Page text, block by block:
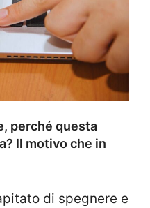
perché questa
Il motivo che in
di spegnere e